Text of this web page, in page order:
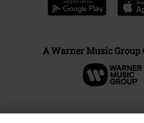
A Warner Music Group